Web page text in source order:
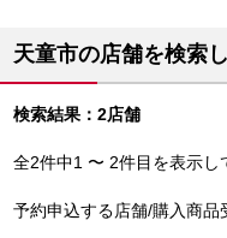
天童市の店舗を検索
検索結果：2店舗
全2件中1 〜 2件目を表示し
予約申込する店舗/購入商品